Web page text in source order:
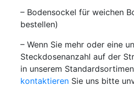
– Bodensockel für weichen
bestellen)
– Wenn Sie mehr oder eine
Steckdosenanzahl auf der
in unserem
kontaktieren Sie uns bitte